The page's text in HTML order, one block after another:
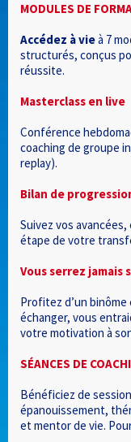
MODULES DE
Accédez à vieà 7
structurés, conçus
réussite.
Masterclass en live
Conférence
coaching de groupe
replay).
Bilan de
Suivez vos
étape de votre
Vous serrez jamais
Profitez d’un
échanger, vous
votre motivation à
SÉANCES DE
Bénéficiez de
épanouissement,
et mentor de vie.